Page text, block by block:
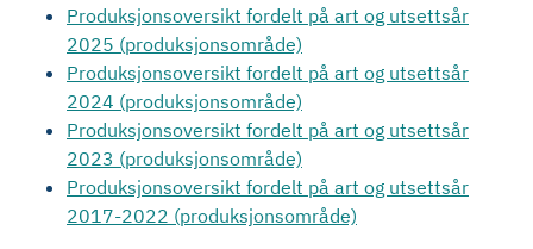
Produksjonsoversikt fordelt på art og utsettsår
2025 (produksjonsområde)
Produksjonsoversikt fordelt på art og utsettsår
2024 (produksjonsområde)
Produksjonsoversikt fordelt på art og utsettsår
2023 (produksjonsområde)
Produksjonsoversikt fordelt på art og utsettsår
2017-2022 (produksjonsområde)